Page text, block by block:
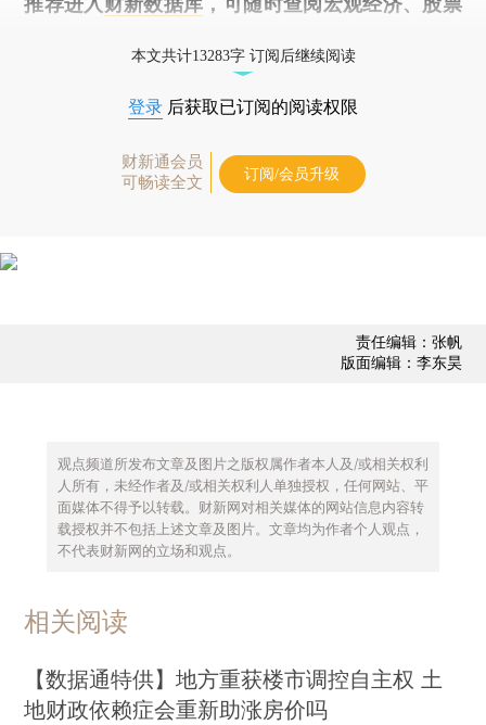
本文共计13283字 订阅后继续阅读
登录 后获取已订阅的阅读权限
财新通会员
可畅读全文
订阅/会员升级
责任编辑：张帆
版面编辑：李东昊
观点频道所发布文章及图片之版权属作者本人及/或相关权利
人所有，未经作者及/或相关权利人单独授权，任何网站、平
面媒体不得予以转载。财新网对相关媒体的网站信息内容转
载授权并不包括上述文章及图片。文章均为作者个人观点，
不代表财新网的立场和观点。
相关阅读
【数据通特供】地方重获楼市调控自主权 土
地财政依赖症会重新助涨房价吗